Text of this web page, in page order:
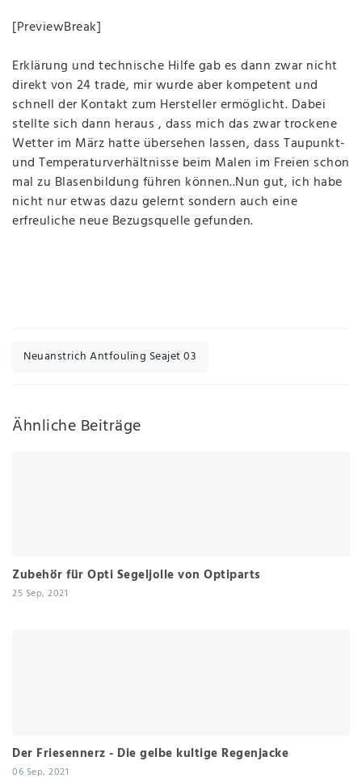
[PreviewBreak]
Erklärung und technische Hilfe gab es dann zwar nicht
direkt von 24 trade, mir wurde aber kompetent und
schnell der Kontakt zum Hersteller ermöglicht. Dabei
stellte sich dann heraus , dass mich das zwar trockene
Wetter im März hatte übersehen lassen, dass Taupunkt-
und Temperaturverhältnisse beim Malen im Freien schon
mal zu Blasenbildung führen können..Nun gut, ich habe
nicht nur etwas dazu gelernt sondern auch eine
erfreuliche neue Bezugsquelle gefunden.
Neuanstrich Antfouling Seajet 03
Ähnliche Beiträge
Zubehör für Opti Segeljolle von Optiparts
25 Sep, 2021
Der Friesennerz - Die gelbe kultige Regenjacke
06 Sep, 2021